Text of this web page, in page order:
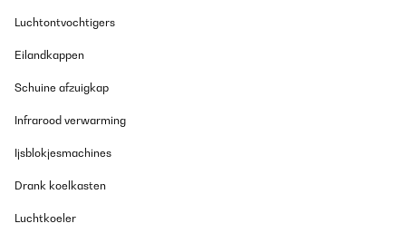
Luchtontvochtigers
Eilandkappen
Schuine afzuigkap
Infrarood verwarming
Ijsblokjesmachines
Drank koelkasten
Luchtkoeler